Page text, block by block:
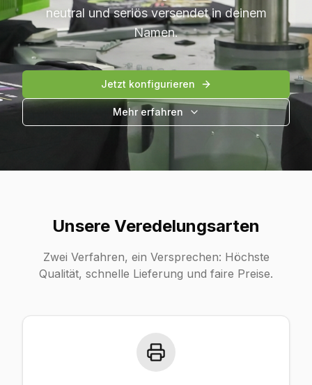
neutral und seriös versendet in deinem
Namen.
Jetzt konfigurieren
Mehr erfahren
Unsere Veredelungsarten
Zwei Verfahren, ein Versprechen: Höchste
Qualität, schnelle Lieferung und faire Preise.